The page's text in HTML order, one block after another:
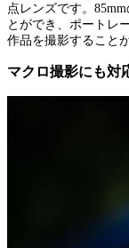
点レンズです。
とができ、ポートレ
作品を撮影すること
マクロ撮影にも対